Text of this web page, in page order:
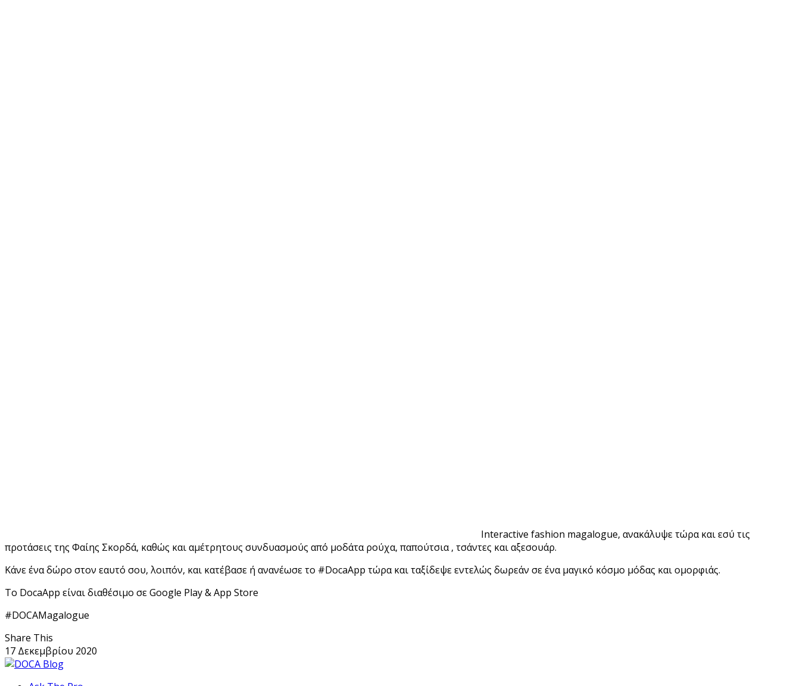
Interactive fashion magalogue, ανακάλυψε τώρα και εσύ τις
προτάσεις της Φαίης Σκορδά, καθώς και αμέτρητους συνδυασμούς από μοδάτα ρούχα, παπούτσια , τσάντες και αξεσουάρ.
Κάνε ένα δώρο στον εαυτό σου, λοιπόν, και κατέβασε ή ανανέωσε το #DocaApp τώρα και ταξίδεψε εντελώς δωρεάν σε ένα μαγικό κόσμο μόδας και ομορφιάς.
Το DocaApp είναι διαθέσιμο σε Google Play & App Store
#DOCAMagalogue
Share This
17 Δεκεμβρίου 2020